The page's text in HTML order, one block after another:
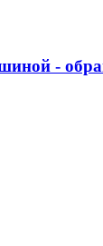
-